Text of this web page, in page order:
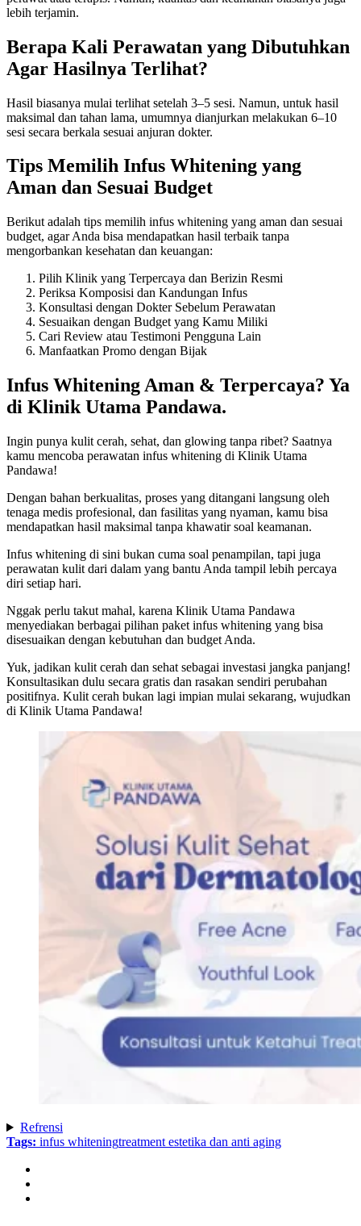
lebih terjamin.
Berapa Kali Perawatan yang Dibutuhkan
Agar Hasilnya Terlihat?
Hasil biasanya mulai terlihat setelah 3–5 sesi. Namun, untuk hasil
maksimal dan tahan lama, umumnya dianjurkan melakukan 6–10
sesi secara berkala sesuai anjuran dokter.
Tips Memilih Infus Whitening yang
Aman dan Sesuai Budget
Berikut adalah tips memilih infus whitening yang aman dan sesuai
budget, agar Anda bisa mendapatkan hasil terbaik tanpa
mengorbankan kesehatan dan keuangan:
Pilih Klinik yang Terpercaya dan Berizin Resmi
Periksa Komposisi dan Kandungan Infus
Konsultasi dengan Dokter Sebelum Perawatan
Sesuaikan dengan Budget yang Kamu Miliki
Cari Review atau Testimoni Pengguna Lain
Manfaatkan Promo dengan Bijak
Infus Whitening Aman & Terpercaya? Ya
di Klinik Utama Pandawa.
Ingin punya kulit cerah, sehat, dan glowing tanpa ribet? Saatnya
kamu mencoba perawatan infus whitening di Klinik Utama
Pandawa!
Dengan bahan berkualitas, proses yang ditangani langsung oleh
tenaga medis profesional, dan fasilitas yang nyaman, kamu bisa
mendapatkan hasil maksimal tanpa khawatir soal keamanan.
Infus whitening di sini bukan cuma soal penampilan, tapi juga
perawatan kulit dari dalam yang bantu Anda tampil lebih percaya
diri setiap hari.
Nggak perlu takut mahal, karena Klinik Utama Pandawa
menyediakan berbagai pilihan paket infus whitening yang bisa
disesuaikan dengan kebutuhan dan budget Anda.
Yuk, jadikan kulit cerah dan sehat sebagai investasi jangka panjang!
Konsultasikan dulu secara gratis dan rasakan sendiri perubahan
positifnya. Kulit cerah bukan lagi impian mulai sekarang, wujudkan
di Klinik Utama Pandawa!
Refrensi
Tags: infus whiteningtreatment estetika dan anti aging